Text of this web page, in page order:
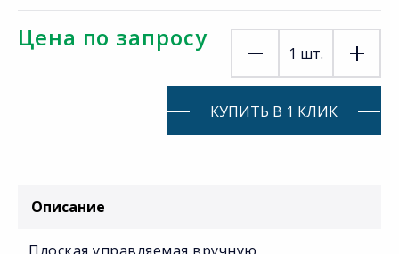
Цена по запросу
1 шт.
КУПИТЬ В 1 КЛИК
Описание